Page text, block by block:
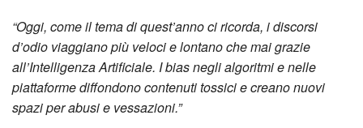
“Oggi, come il tema di quest’anno ci ricorda, i discorsi
d’odio viaggiano più veloci e lontano che mai grazie
all’Intelligenza Artificiale. I bias negli algoritmi e nelle
piattaforme diffondono contenuti tossici e creano nuovi
spazi per abusi e vessazioni.”